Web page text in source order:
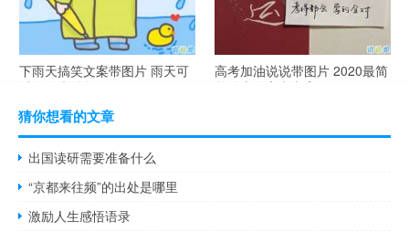
下雨天搞笑文案带图片 雨天可
以发的幽默句子
高考加油说说带图片 2020最简
单励志的高考文案
猜你想看的文章
出国读研需要准备什么
“京都来往频”的出处是哪里
激励人生感悟语录